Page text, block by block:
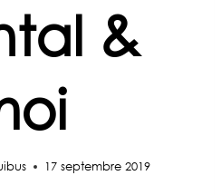
&
17 septembre 2019